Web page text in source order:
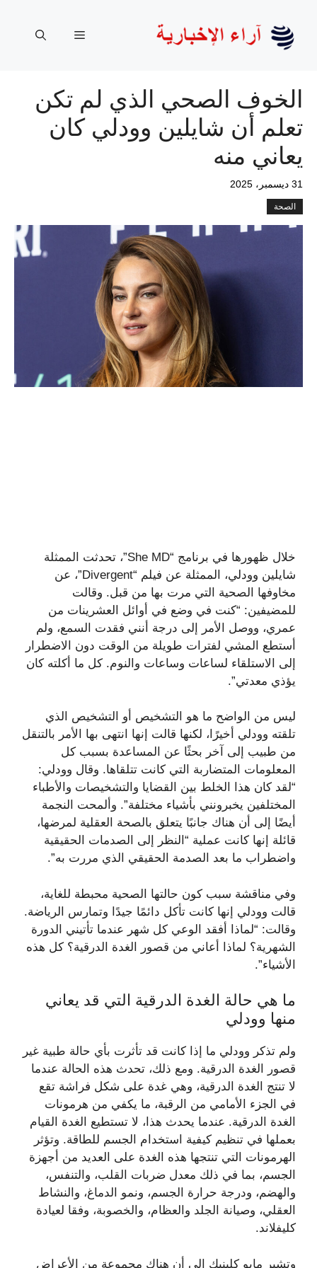
المحتوى
القائمة
الخوف الصحي الذي لم تكن
تعلم أن شايلين وودلي كان
يعاني منه
31 ديسمبر، 2025
الصحة
خلال ظهورها في برنامج “She MD”، تحدثت الممثلة
شايلين وودلي، الممثلة عن فيلم “Divergent”، عن
مخاوفها الصحية التي مرت بها من قبل. وقالت
للمضيفين: “كنت في وضع في أوائل العشرينات من
عمري، ووصل الأمر إلى درجة أنني فقدت السمع، ولم
أستطع المشي لفترات طويلة من الوقت دون الاضطرار
إلى الاستلقاء لساعات وساعات والنوم. كل ما أكلته كان
يؤذي معدتي”.
ليس من الواضح ما هو التشخيص أو التشخيص الذي
تلقته وودلي أخيرًا، لكنها قالت إنها انتهى بها الأمر بالتنقل
من طبيب إلى آخر بحثًا عن المساعدة بسبب كل
المعلومات المتضاربة التي كانت تتلقاها. وقال وودلي:
“لقد كان هذا الخلط بين القضايا والتشخيصات والأطباء
المختلفين يخبرونني بأشياء مختلفة”. وألمحت النجمة
أيضًا إلى أن هناك جانبًا يتعلق بالصحة العقلية لمرضها،
قائلة إنها كانت عملية “النظر إلى الصدمات الحقيقية
واضطراب ما بعد الصدمة الحقيقي الذي مررت به”.
وفي مناقشة سبب كون حالتها الصحية محبطة للغاية،
قالت وودلي إنها كانت تأكل دائمًا جيدًا وتمارس الرياضة.
وقالت: “لماذا أفقد الوعي كل شهر عندما تأتيني الدورة
الشهرية؟ لماذا أعاني من قصور الغدة الدرقية؟ كل هذه
الأشياء”.
ما هي حالة الغدة الدرقية التي قد يعاني
منها وودلي
ولم تذكر وودلي ما إذا كانت قد تأثرت بأي حالة طبية غير
قصور الغدة الدرقية. ومع ذلك، تحدث هذه الحالة عندما
لا تنتج الغدة الدرقية، وهي غدة على شكل فراشة تقع
في الجزء الأمامي من الرقبة، ما يكفي من هرمونات
الغدة الدرقية. عندما يحدث هذا، لا تستطيع الغدة القيام
بعملها في تنظيم كيفية استخدام الجسم للطاقة. وتؤثر
الهرمونات التي تنتجها هذه الغدة على العديد من أجهزة
الجسم، بما في ذلك معدل ضربات القلب، والتنفس،
والهضم، ودرجة حرارة الجسم، ونمو الدماغ، والنشاط
العقلي، وصيانة الجلد والعظام، والخصوبة، وفقا لعيادة
كليفلاند.
وتشير مايو كلينيك إلى أن هناك مجموعة من الأعراض